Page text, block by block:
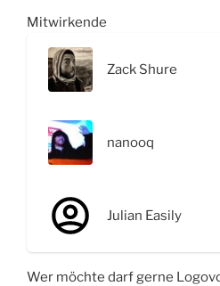
Mitwirkende
Zack Shure
nanooq
Julian Easily
Wer möchte darf gerne